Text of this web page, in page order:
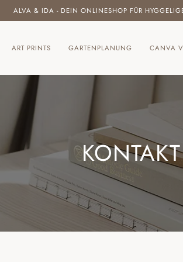
ALVA & IDA - DEIN ONLINESHOP FÜR
ART PRINTS GARTENPLANUNG CANVA
KONTAKT